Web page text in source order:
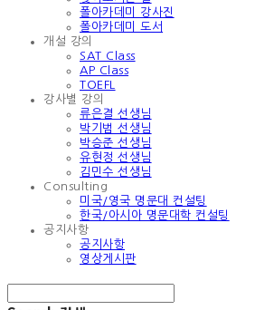
폴아카데미 강사진
폴아카데미 도서
개설 강의
SAT Class
AP Class
TOEFL
강사별 강의
류은결 선생님
박기범 선생님
박승준 선생님
유현정 선생님
김민수 선생님
Consulting
미국/영국 명문대 컨설팅
한국/아시아 명문대학 컨설팅
공지사항
공지사항
영상게시판